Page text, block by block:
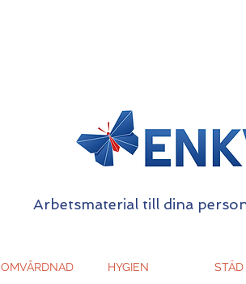
Arbetsmaterial till dina
OMVÅRDNAD HYGIEN STÄD